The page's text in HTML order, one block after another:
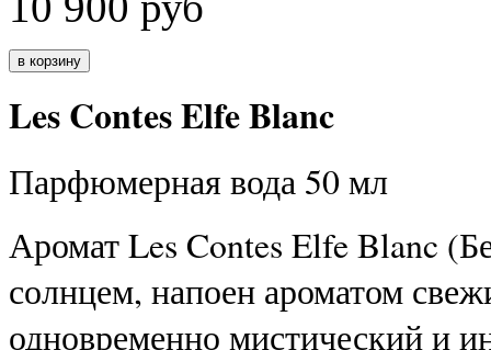
Les Contes Elfe Blanc
Парфюмерная вода 50 мл
Аромат Les Contes Elfe Blanc
солнцем, напоен ароматом
одновременно мистический и